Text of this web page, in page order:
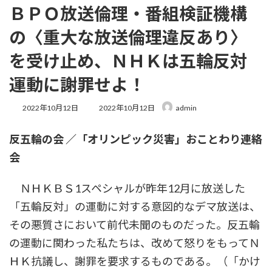
ＢＰＯ放送倫理・番組検証機構
の〈重大な放送倫理違反あり〉
を受け止め、ＮＨＫは五輪反対
運動に謝罪せよ！
2022年10月12日
最
新
2022年10月12日 admin
反五輪の会 ／「オリンピック災害」おことわり連絡
会
ＮＨＫＢＳ1スペシャルが昨年12月に放送した
「五輪反対」の運動に対する意図的なデマ放送は、
その悪質さにおいて前代未聞のものだった。反五輪
の運動に関わった私たちは、改めて怒りをもってＮ
ＨＫ抗議し、謝罪を要求するものである。（「かけ